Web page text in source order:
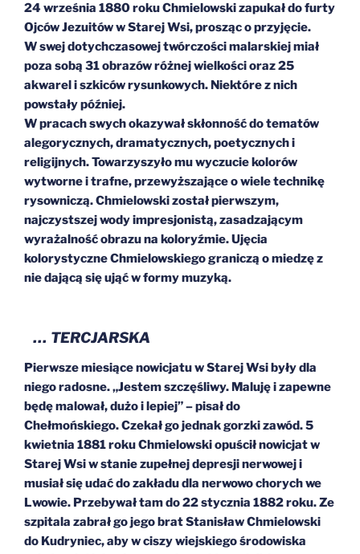
24 września 1880 roku Chmielowski zapukał do furty
Ojców Jezuitów w Starej Wsi, prosząc o przyjęcie.
W swej dotychczasowej twórczości malarskiej miał
poza sobą 31 obrazów różnej wielkości oraz 25
akwarel i szkiców rysunkowych. Niektóre z nich
powstały później.
W pracach swych okazywał skłonność do tematów
alegorycznych, dramatycznych, poetycznych i
religijnych. Towarzyszyło mu wyczucie kolorów
wytworne i trafne, przewyższające o wiele technikę
rysowniczą. Chmielowski został pierwszym,
najczystszej wody impresjonistą, zasadzającym
wyrażalność obrazu na koloryźmie. Ujęcia
kolorystyczne Chmielowskiego graniczą o miedzę z
nie dającą się ująć w formy muzyką.
… TERCJARSKA
Pierwsze miesiące nowicjatu w Starej Wsi były dla
niego radosne. „Jestem szczęśliwy. Maluję i zapewne
będę malował, dużo i lepiej” – pisał do
Chełmońskiego. Czekał go jednak gorzki zawód. 5
kwietnia 1881 roku Chmielowski opuścił nowicjat w
Starej Wsi w stanie zupełnej depresji nerwowej i
musiał się udać do zakładu dla nerwowo chorych we
Lwowie. Przebywał tam do 22 stycznia 1882 roku. Ze
szpitala zabrał go jego brat Stanisław Chmielowski
do Kudryniec, aby w ciszy wiejskiego środowiska